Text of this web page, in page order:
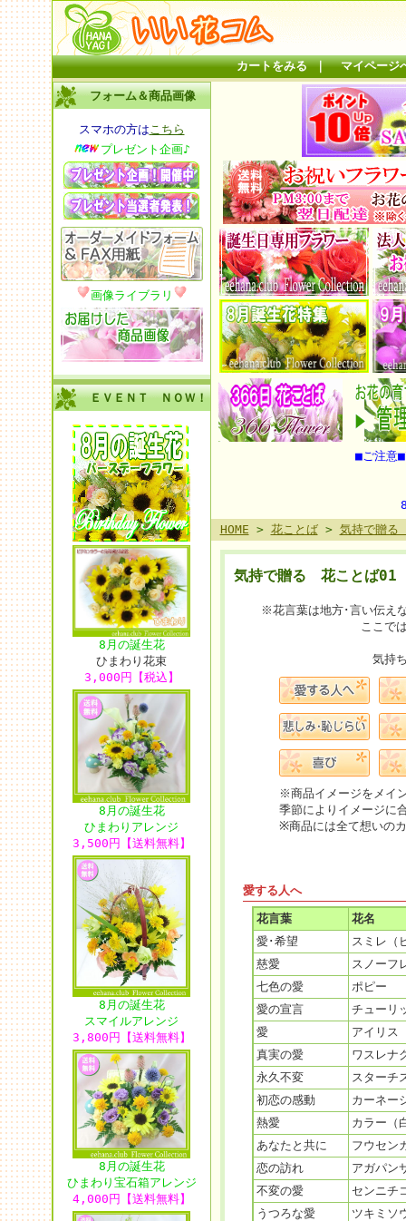
カートをみる｜ マイページ
フォーム＆商品画像
スマホの方はこちら
プレゼント企画♪
画像ライブラリ
ＥＶＥＮＴ ＮＯＷ！
8月の誕生花
ひまわり花束
3,000円【税込】
8月の誕生花
ひまわりアレンジ
3,500円【送料無料】
8月の誕生花
スマイルアレンジ
3,800円【送料無料】
8月の誕生花
ひまわり宝石箱アレンジ
4,000円【送料無料】
■ご注意■
HOME > 花ことば> 気持で贈
気持で贈る 花ことば01
※花言葉は地方･言い伝え
ここで
気持
※商品イメージをメイ
季節によりイメージに
※商品には全て想いの
愛する人へ
花言葉
花名
愛･希望
スミレ（
慈愛
スノーフ
七色の愛
ポピー
愛の宣言
チューリ
愛
アイリス
真実の愛
ワスレナ
永久不変
スターチ
初恋の感動
カーネー
熱愛
カラー（
あなたと共に
フウセン
恋の訪れ
アガパン
不変の愛
センニチ
うつろな愛
ツキミソ